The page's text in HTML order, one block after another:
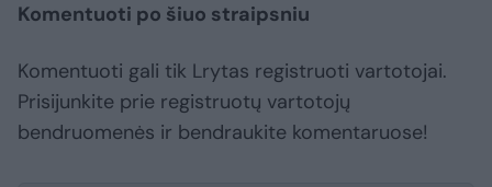
Komentuoti po šiuo straipsniu
Komentuoti gali tik Lrytas registruoti vartotojai.
Prisijunkite prie registruotų vartotojų
bendruomenės ir bendraukite komentaruose!